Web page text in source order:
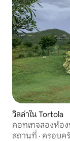
วิลล่าใน Tortola
คอทเทจสองห้อ
สถานที่ · ครอบค